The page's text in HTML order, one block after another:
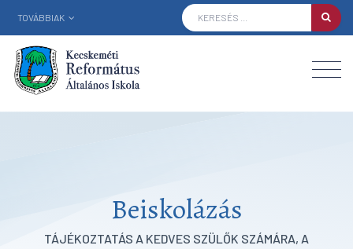
TOVÁBBIAK
Beiskolázás
TÁJÉKOZTATÁS A KEDVES SZÜLŐK SZÁMÁRA, A